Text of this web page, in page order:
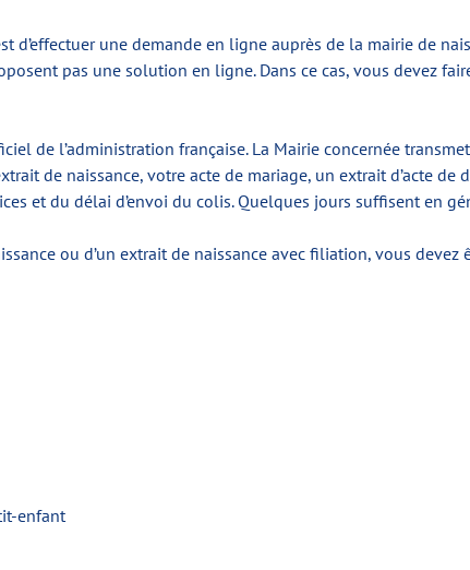
d’effectuer une demande en ligne auprès de la mairie de
pas une solution en ligne. Dans ce cas, vous devez
de l’administration française. La Mairie concernée
de naissance, votre acte de mariage, un extrait d’acte de
et du délai d’envoi du colis. Quelques jours suffisent en
ou d’un extrait de naissance avec filiation, vous devez
enfant